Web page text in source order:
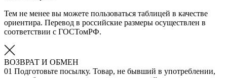
Тем не менее вы можете пользоваться таблицей в качестве
ориентира. Перевод в российские размеры осуществлен в
соответствии с ГОСТомРФ.
ВОЗВРАТ И ОБМЕН
01 Подготовьте посылку. Товар, не бывший в употреблении,